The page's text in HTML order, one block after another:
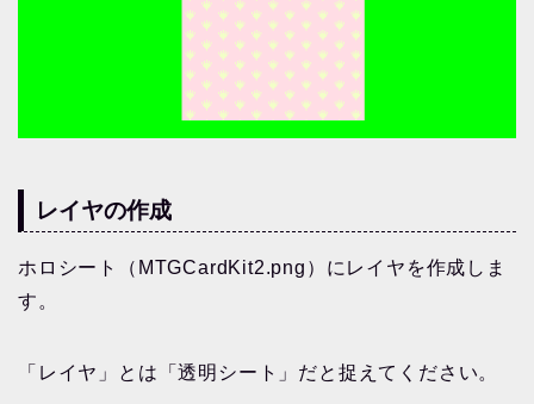
レイヤの作成
ホロシート（MTGCardKit2.png）にレイヤを作成しま
す。
「レイヤ」とは「透明シート」だと捉えてください。